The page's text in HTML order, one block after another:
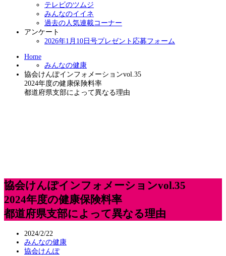
テレビのツムジ
みんなのイイネ
過去の人気連載コーナー
アンケート
2026年1月10日号プレゼント応募フォーム
Home
みんなの健康
協会けんぽインフォメーションvol.35
2024年度の健康保険料率
都道府県支部によって異なる理由
協会けんぽインフォメーションvol.35
2024年度の健康保険料率
都道府県支部によって異なる理由
2024/2/22
みんなの健康
協会けんぽ